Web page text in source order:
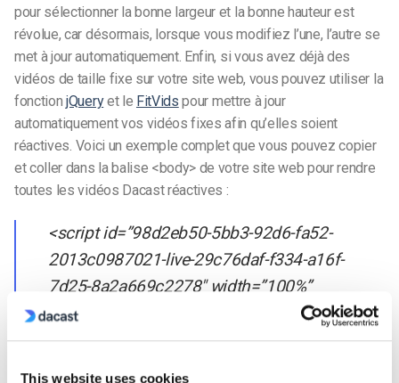
This website uses cookies
pour sélectionner la bonne largeur et la bonne hauteur est
révolue, car désormais, lorsque vous modifiez l’une, l’autre se
met à jour automatiquement. Enfin, si vous avez déjà des
vidéos de taille fixe sur votre site web, vous pouvez utiliser la
fonctionjQueryet le FitVids pour mettre à jour
automatiquement vos vidéos fixes afin qu’elles soient
réactives. Voici un exemple complet que vous pouvez copier
et coller dans la balise <body> de votre site web pour rendre
toutes les vidéos Dacast réactives :
<script id=”98d2eb50-5bb3-92d6-fa52-
2013c0987021-live-29c76daf-f334-a16f-
7d25-8a2a669c2278″ width=”100%”
height=”100%”
src=”https://player.dacast.com/js/player.js?